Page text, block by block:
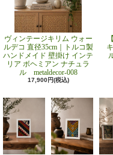
ヴィンテージキリム ウォー
ルデコ 直径35cm｜トルコ製
ハンドメイド 壁掛け インテ
リア ボヘミアン ナチュラ
ル metaldecor-008
17,900円(税込)